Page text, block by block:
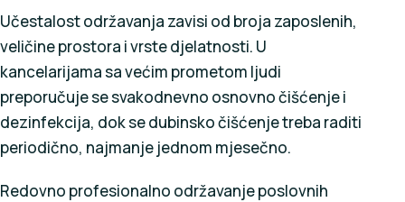
Učestalost održavanja zavisi od broja zaposlenih,
veličine prostora i vrste djelatnosti. U
kancelarijama sa većim prometom ljudi
preporučuje se svakodnevno osnovno čišćenje i
dezinfekcija, dok se dubinsko čišćenje treba raditi
periodično, najmanje jednom mjesečno.
Redovno profesionalno održavanje poslovnih